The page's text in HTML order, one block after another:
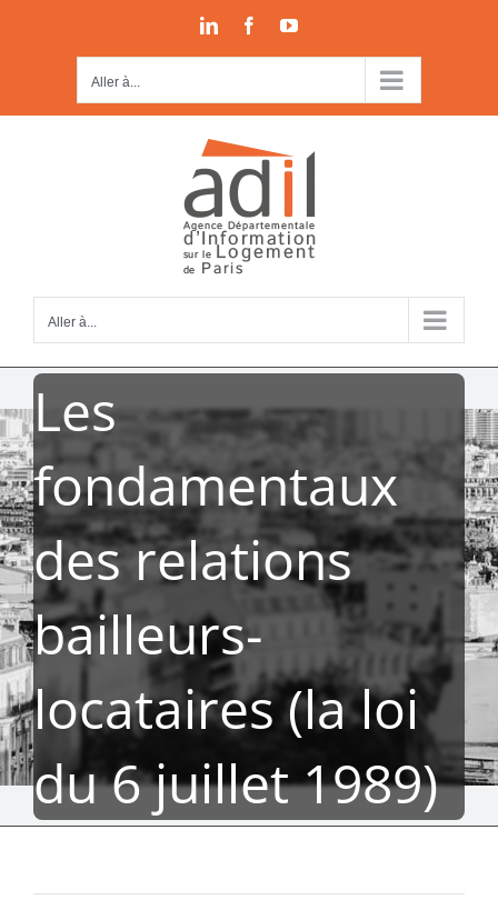
LinkedInFacebookYouTube
Aller à...
Aller à...
Les
fondamentaux
des relations
bailleurs-
locataires (la loi
du 6 juillet 1989)